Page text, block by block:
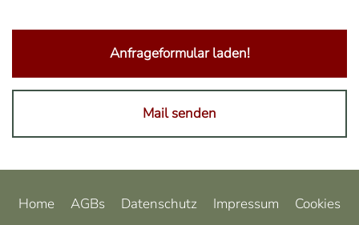
Anfrageformular laden!
Mail senden
Home AGBs Datenschutz Impressum Cookies